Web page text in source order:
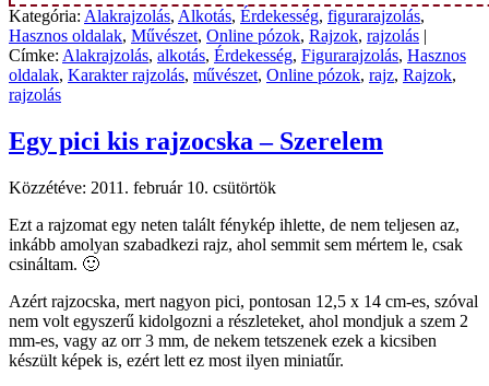
Kategória: Alakrajzolás, Alkotás, Érdekesség, figurarajzolás,
Hasznos oldalak, Művészet, Online pózok, Rajzok, rajzolás |
Címke: Alakrajzolás, alkotás, Érdekesség, Figurarajzolás, Hasznos
oldalak, Karakter rajzolás, művészet, Online pózok, rajz, Rajzok,
rajzolás
Egy pici kis rajzocska – Szerelem
Közzétéve: 2011. február 10. csütörtök
Ezt a rajzomat egy neten talált fénykép ihlette, de nem teljesen az,
inkább amolyan szabadkezi rajz, ahol semmit sem mértem le, csak
csináltam. 🙂
Azért rajzocska, mert nagyon pici, pontosan 12,5 x 14 cm-es, szóval
nem volt egyszerű kidolgozni a részleteket, ahol mondjuk a szem 2
mm-es, vagy az orr 3 mm, de nekem tetszenek ezek a kicsiben
készült képek is, ezért lett ez most ilyen miniatűr.